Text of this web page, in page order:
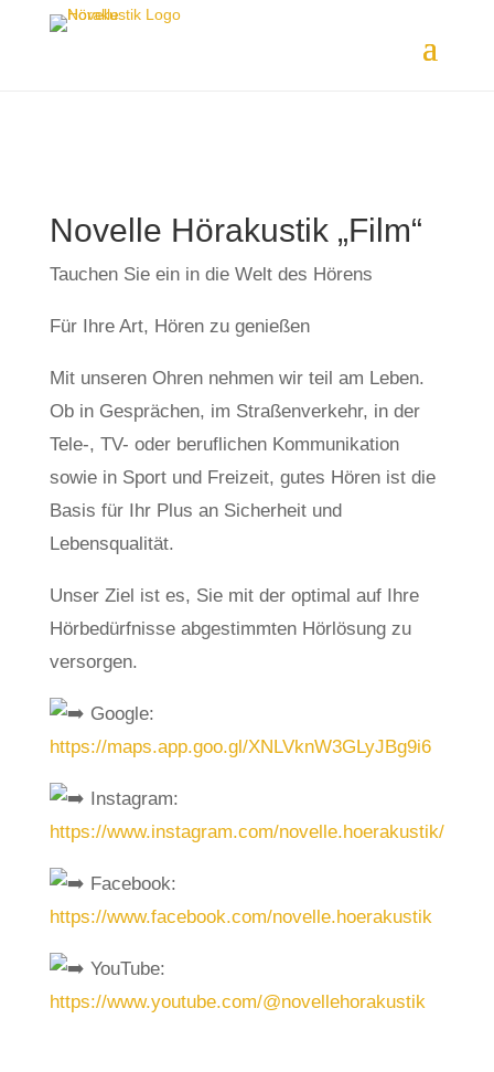
Novelle Hörakustik „Film“
Tauchen Sie ein in die Welt des Hörens
Für Ihre Art, Hören zu genießen
Mit unseren Ohren nehmen wir teil am Leben.
Ob in Gesprächen, im Straßenverkehr, in der
Tele-, TV- oder beruflichen Kommunikation
sowie in Sport und Freizeit, gutes Hören ist die
Basis für Ihr Plus an Sicherheit und
Lebensqualität.
Unser Ziel ist es, Sie mit der optimal auf Ihre
Hörbedürfnisse abgestimmten Hörlösung zu
versorgen.
Google:
https://maps.app.goo.gl/XNLVknW3GLyJBg9i6
Instagram:
https://www.instagram.com/novelle.hoerakustik/
Facebook:
https://www.facebook.com/novelle.hoerakustik
YouTube:
https://www.youtube.com/@novellehorakustik